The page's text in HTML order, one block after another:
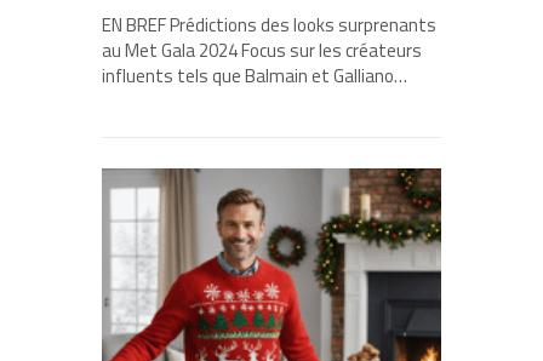
EN BREF Prédictions des looks surprenants
au Met Gala 2024 Focus sur les créateurs
influents tels que Balmain et Galliano…